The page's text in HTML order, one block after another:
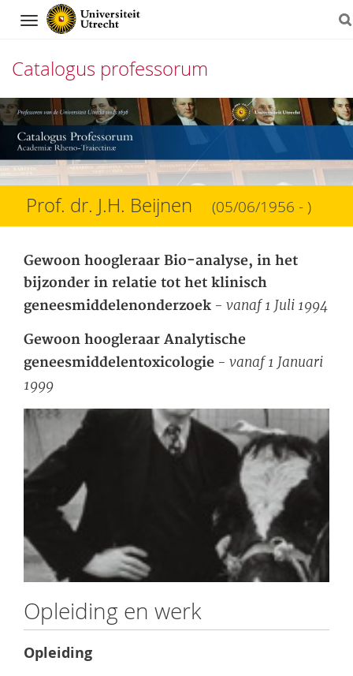
Navigation
Catalogus professorum
Direct
naar
het
inhoud
Prof. dr. J.H. Beijnen (05/06/1956 - )
Gewoon hoogleraar Bio-analyse, in het
bijzonder in relatie tot het klinisch
geneesmiddelenonderzoek - vanaf 1 Juli 1994
Gewoon hoogleraar Analytische
geneesmiddelentoxicologie - vanaf 1 Januari
1999
Opleiding en werk
Opleiding